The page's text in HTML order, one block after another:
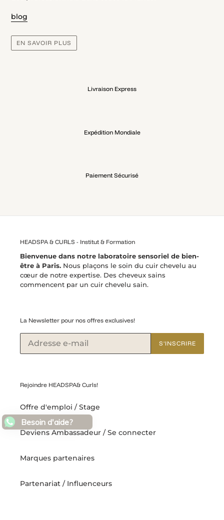
blog
EN SAVOIR PLUS
Livraison Express
Expédition Mondiale
Paiement Sécurisé
HEADSPA & CURLS - Institut & Formation
Bienvenue dans notre laboratoire sensoriel de bien-
être à Paris. Nous plaçons le soin du cuir chevelu au
cœur de notre expertise. Des cheveux sains
commencent par un cuir chevelu sain.
La Newsletter pour nos offres exclusives!
S'INSCRIRE
Rejoindre HEADSPA& Curls!
Offre d'emploi / Stage
Deviens Ambassadeur / Se connecter
Marques partenaires
Partenariat / Influenceurs
Besoin d'aide?